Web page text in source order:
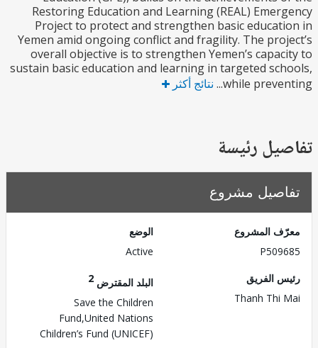
Restoring Education and Learning (REAL)
Project to protect and strengthen basic
Yemen amid ongoing conflict and fragility. The
overall objective is to strengthen Yemen’s
sustain basic education and learning in targeted
while نتائج أكثر
رئيسة
مشروع
المشروع
الفريق
Thanh Thi
البلد المقترض
Save the Children
Fund,United Nations
Children’s Fund (UNICEF)